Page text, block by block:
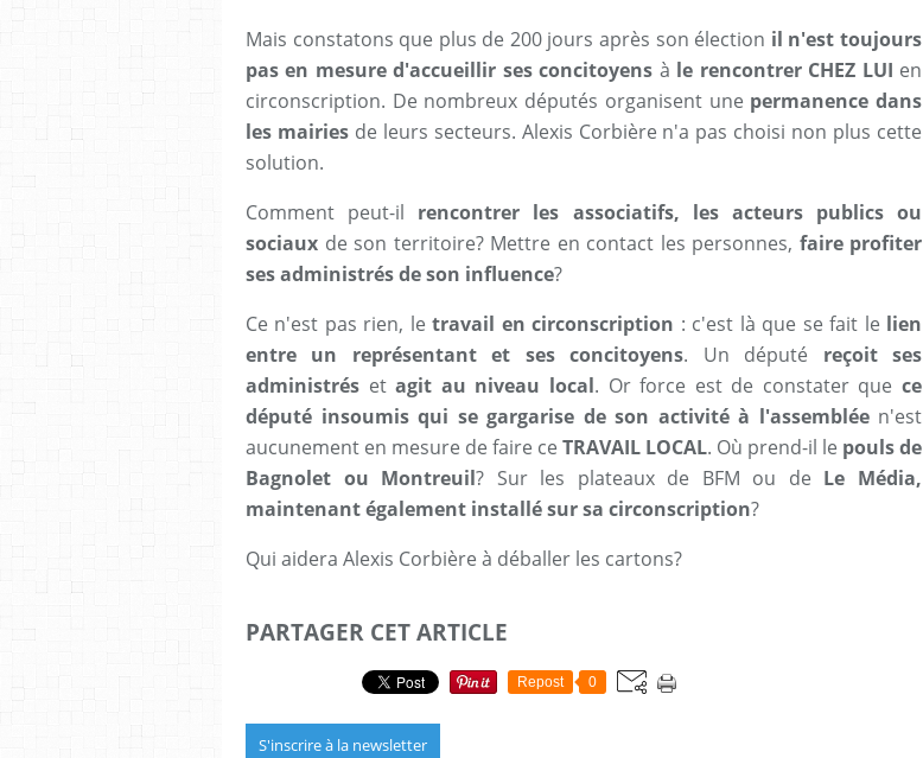
Mais constatons que plus de 200 jours après son élection il n'est toujours
pas en mesure d'accueillir ses concitoyens à le rencontrer CHEZ LUI en
circonscription. De nombreux députés organisent une permanence dans
les mairies de leurs secteurs. Alexis Corbière n'a pas choisi non plus cette
solution.
Comment peut-il rencontrer les associatifs, les acteurs publics ou
sociaux de son territoire? Mettre en contact les personnes, faire profiter
ses administrés de son influence?
Ce n'est pas rien, le travail en circonscription : c'est là que se fait le lien
entre un représentant et ses concitoyens. Un député reçoit ses
administrés etagit au niveau local. Or force est de constater quece
député insoumis qui se gargarise de son activité à l'assembléen'est
aucunement en mesure de faire ce TRAVAIL LOCAL. Où prend-il le pouls de
Bagnolet ou Montreuil? Sur les plateaux de BFM ou de Le Média,
maintenant également installé sur sa circonscription?
Qui aidera Alexis Corbière à déballer les cartons?
PARTAGER CET ARTICLE
Repost 0
S'inscrire à la newsletter